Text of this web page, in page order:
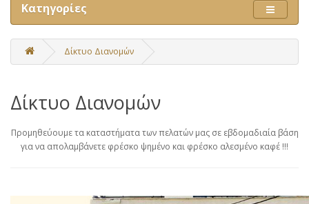
Κατηγορίες
Δίκτυο Διανομών
Δίκτυο Διανομών
Προμηθεύουμε τα καταστήματα των πελατών μας σε εβδομαδιαία βάση
για να απολαμβάνετε φρέσκο ψημένο και φρέσκο αλεσμένο καφέ !!!